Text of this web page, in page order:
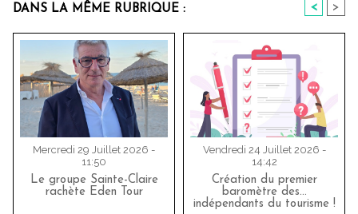
DANS LA MÊME RUBRIQUE : < >
Mercredi 29 Juillet 2026 -
11:50
Le groupe Sainte-Claire
rachète Eden Tour
Vendredi 24 Juillet 2026 -
14:42
Création du premier
baromètre des…
indépendants du tourisme !